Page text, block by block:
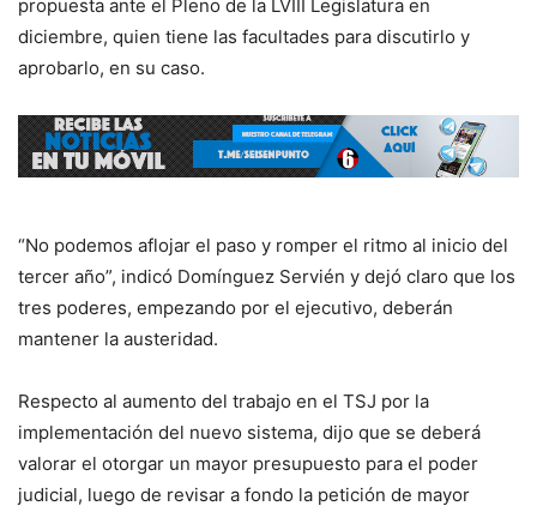
propuesta ante el Pleno de la LVIII Legislatura en
diciembre, quien tiene las facultades para discutirlo y
aprobarlo, en su caso.
“No podemos aflojar el paso y romper el ritmo al inicio del
tercer año”, indicó Domínguez Servién y dejó claro que los
tres poderes, empezando por el ejecutivo, deberán
mantener la austeridad.
Respecto al aumento del trabajo en el TSJ por la
implementación del nuevo sistema, dijo que se deberá
valorar el otorgar un mayor presupuesto para el poder
judicial, luego de revisar a fondo la petición de mayor